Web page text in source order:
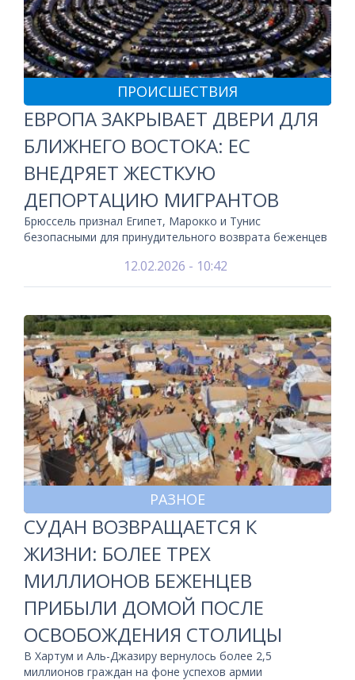
ПРОИСШЕСТВИЯ
ЕВРОПА ЗАКРЫВАЕТ ДВЕРИ ДЛЯ
БЛИЖНЕГО ВОСТОКА: ЕС
ВНЕДРЯЕТ ЖЕСТКУЮ
ДЕПОРТАЦИЮ МИГРАНТОВ
Брюссель признал Египет, Марокко и Тунис
безопасными для принудительного возврата беженцев
12.02.2026 - 10:42
РАЗНОЕ
СУДАН ВОЗВРАЩАЕТСЯ К
ЖИЗНИ: БОЛЕЕ ТРЕХ
МИЛЛИОНОВ БЕЖЕНЦЕВ
ПРИБЫЛИ ДОМОЙ ПОСЛЕ
ОСВОБОЖДЕНИЯ СТОЛИЦЫ
В Хартум и Аль-Джазиру вернулось более 2,5
миллионов граждан на фоне успехов армии